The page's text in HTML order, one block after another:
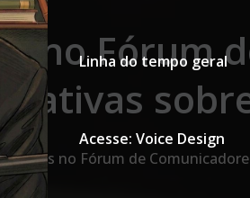
Linha do tempo geral
Acesse: Voice Design
no Fórum
no Fórum de